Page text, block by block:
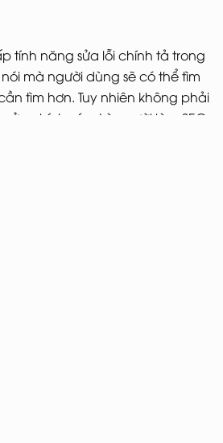
tính năng sửa lỗi chính tả trong
mà người dùng sẽ có thể tìm
tìm hơn. Tuy nhiên không phải
chính xác. Là người làm SEO